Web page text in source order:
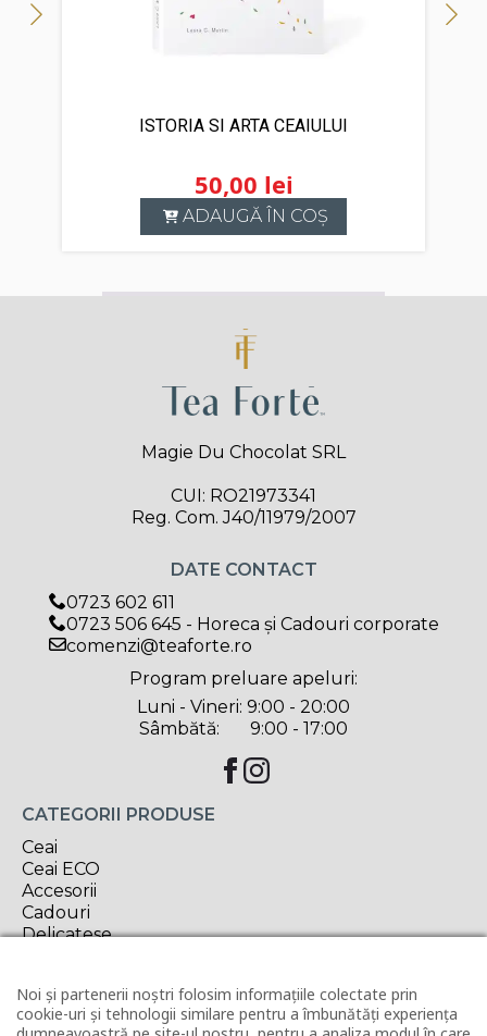
ISTORIA SI ARTA CEAIULUI
50,00 lei
ADAUGĂ ÎN COȘ
Magie Du Chocolat SRL
CUI: RO21973341
Reg. Com. J40/11979/2007
CATEGORII PRODUSE
Ceai
Ceai ECO
Accesorii
Cadouri
Delicatese
INFORMAȚII UTILE
Contact
DATE CONTACT
0723 602 611
0723 506 645 - Horeca și Cadouri corporate
comenzi@teaforte.ro
Program preluare apeluri:
Luni - Vineri: 9:00 - 20:00
Sâmbătă: 9:00 - 17:00
Noi și partenerii noștri folosim informațiile colectate prin
cookie-uri și tehnologii similare pentru a îmbunătăți experiența